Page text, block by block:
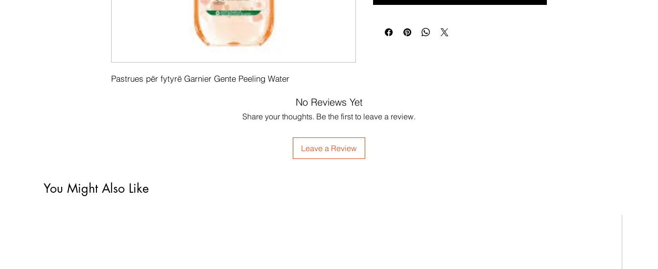
Pastrues për fytyrë Garnier Gente Peeling Water
No Reviews Yet
Share your thoughts. Be the first to leave a review.
Leave a Review
You Might Also Like